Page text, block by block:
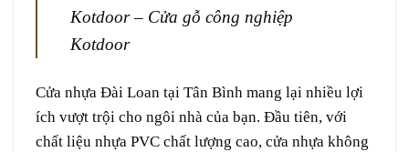
Kotdoor – Cửa gỗ công nghiệp
Kotdoor
Cửa nhựa Đài Loan tại Tân Bình mang lại nhiều lợi
ích vượt trội cho ngôi nhà của bạn. Đầu tiên, với
chất liệu nhựa PVC chất lượng cao, cửa nhựa không